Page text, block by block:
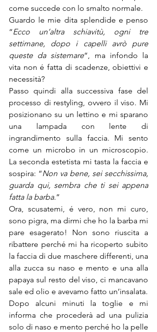
come succede con lo smalto normale.
Guardo le mie dita splendide e penso
“Ecco un’altra schiavitù, ogni tre
settimane, dopo i capelli avrò pure
queste da sistemare“, ma infondo la
vita non é fatta di scadenze, obiettivi e
necessità?
Passo quindi alla successiva fase del
processo di restyling, ovvero il viso. Mi
posizionano su un lettino e mi sparano
una lampada con lente di
ingrandimento sulla faccia. Mi sento
come un microbo in un microscopio.
La seconda estetista mi tasta la faccia e
sospira: “Non va bene, sei secchissima,
guarda qui, sembra che ti sei appena
fatta la barba.”
Ora, scusatemi, é vero, non mi curo,
sono pigra, ma dirmi che ho la barba mi
pare esagerato! Non sono riuscita a
ribattere perché mi ha ricoperto subito
la faccia di due maschere differenti, una
alla zucca su naso e mento e una alla
papaya sul resto del viso, ci mancavano
sale ed olio e avevamo fatto un’insalata.
Dopo alcuni minuti la toglie e mi
informa che procederà ad una pulizia
solo di naso e mento perché ho la pelle